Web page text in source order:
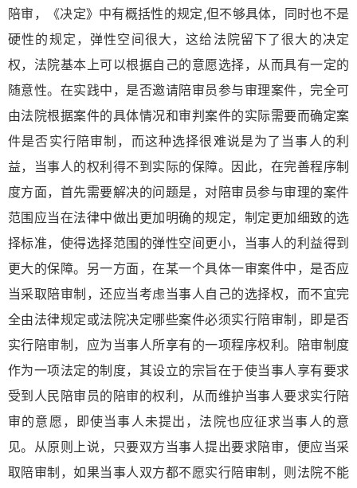
陪审，《决定》中有概括性的规定,但不够具体，同时也不是
硬性的规定，弹性空间很大，这给法院留下了很大的决定
权，法院基本上可以根据自己的意愿选择，从而具有一定的
随意性。在实践中，是否邀请陪审员参与审理案件，完全可
由法院根据案件的具体情况和审判案件的实际需要而确定案
件是否实行陪审制，而这种选择很难说是为了当事人的利
益，当事人的权利得不到实际的保障。因此，在完善程序制
度方面，首先需要解决的问题是，对陪审员参与审理的案件
范围应当在法律中做出更加明确的规定，制定更加细致的选
择标准，使得选择范围的弹性空间更小，当事人的利益得到
更大的保障。另一方面，在某一个具体一审案件中，是否应
当采取陪审制，还应当考虑当事人自己的选择权，而不宜完
全由法律规定或法院决定哪些案件必须实行陪审制，即是否
实行陪审制，应为当事人所享有的一项程序权利。陪审制度
作为一项法定的制度，其设立的宗旨在于使当事人享有要求
受到人民陪审员的陪审的权利，从而维护当事人要求实行陪
审的意愿，即使当事人未提出，法院也应征求当事人的意
见。从原则上说，只要双方当事人提出要求陪审，便应当采
取陪审制，如果当事人双方都不愿实行陪审制，则法院不能